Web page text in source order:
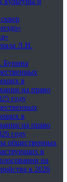
Л.Н.
Бунина
в
на право
году
в
на право
году
общественных
в
на
в 2026